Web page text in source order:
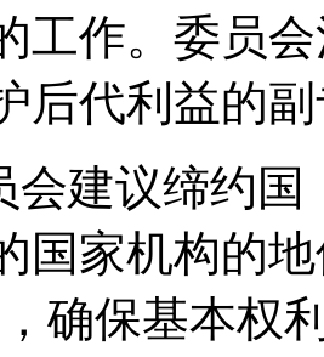
工作。委员
后代利益的
会建议缔约
国家机构的
确保基本权